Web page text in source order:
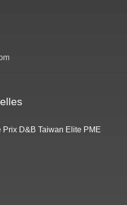
D&B Taiwan Elite PME